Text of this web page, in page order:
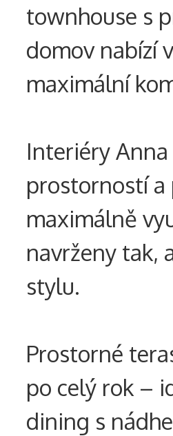
townhouse s
domov nabízí
maximální
Interiéry
prostorností a
maximálně
navrženy tak,
stylu.
Prostorné
po celý rok –
dining s